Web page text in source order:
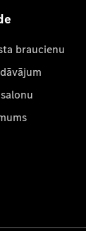
braucienu